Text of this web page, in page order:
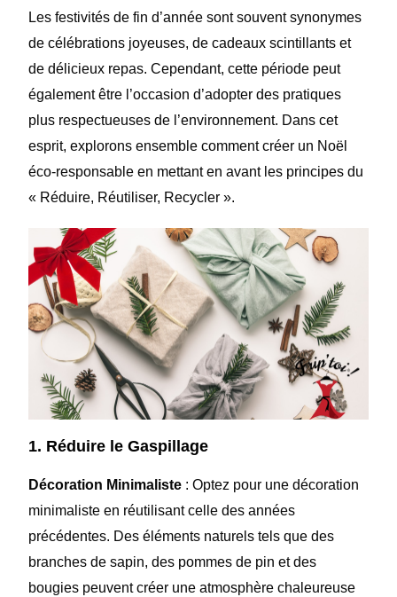
Les festivités de fin d’année sont souvent synonymes
de célébrations joyeuses, de cadeaux scintillants et
de délicieux repas. Cependant, cette période peut
également être l’occasion d’adopter des pratiques
plus respectueuses de l’environnement. Dans cet
esprit, explorons ensemble comment créer un Noël
éco-responsable en mettant en avant les principes du
« Réduire, Réutiliser, Recycler ».
1. Réduire le Gaspillage
Décoration Minimaliste : Optez pour une décoration
minimaliste en réutilisant celle des années
précédentes. Des éléments naturels tels que des
branches de sapin, des pommes de pin et des
bougies peuvent créer une atmosphère chaleureuse